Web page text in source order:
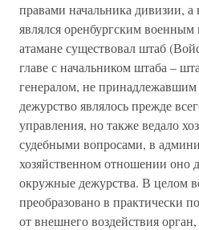
правами начальника дивизии,
являлся оренбургским
атамане существовал штаб
главе с начальником штаба –
генералом, не
дежурство являлось прежде
управления, но также ведало
судебными вопросами, в
хозяйственном отношении оно
окружные дежурства. В целом
преобразовано в практически
от внешнего воздействия